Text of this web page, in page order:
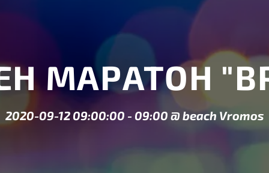
МАРАТОН
2020-09-12 09:00:00 - 09:00 @ beach Vromos